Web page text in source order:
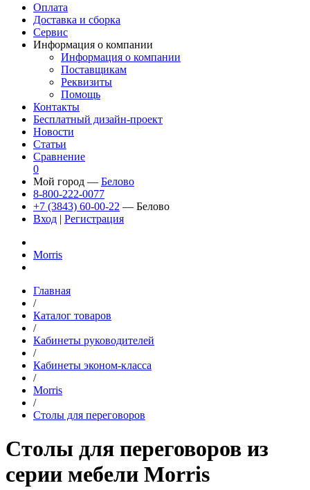
Оплата
Доставка и сборка
Сервис
Информация о компании
Информация о компании
Поставщикам
Реквизиты
Помощь
Контакты
Бесплатный дизайн-проект
Новости
Статьи
Сравнение
0
Мой город — Белово
8-800-222-0077
+7 (3843) 60-00-22 — Белово
Вход | Регистрация
Morris
Главная
/
Каталог товаров
/
Кабинеты руководителей
/
Кабинеты эконом-класса
/
Morris
/
Столы для переговоров
Столы для переговоров из
серии мебели Morris